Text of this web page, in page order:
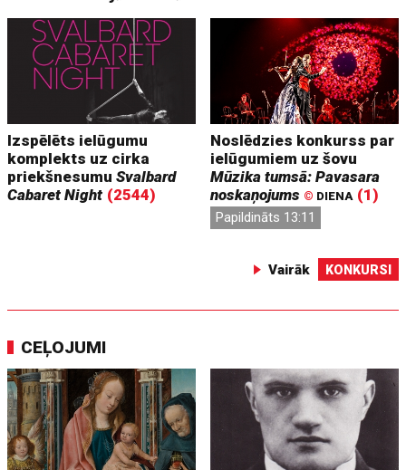
Izspēlēts ielūgumu
komplekts uz cirka
priekšnesumuSvalbard
Cabaret Night (2544)
Noslēdzies konkurss par
ielūgumiem uz šovu
Mūzika tumsā: Pavasara
noskaņojums © DIENA (1)
Papildināts 13:11
Vairāk KONKURSI
CEĻOJUMI